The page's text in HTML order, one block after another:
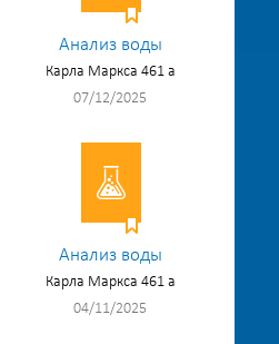
Анализ воды
Карла Маркса 461 а
07/12/2025
Анализ воды
Карла Маркса 461 а
04/11/2025